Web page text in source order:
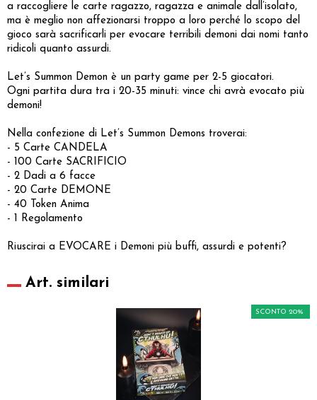
a raccogliere le carte ragazzo, ragazza e animale dall’isolato,
ma è meglio non affezionarsi troppo a loro perché lo scopo del
gioco sarà sacrificarli per evocare terribili demoni dai nomi tanto
ridicoli quanto assurdi.
Let’s Summon Demon è un party game per 2-5 giocatori.
Ogni partita dura tra i 20-35 minuti: vince chi avrà evocato più
demoni!
Nella confezione di Let’s Summon Demons troverai:
- 5 Carte CANDELA
- 100 Carte SACRIFICIO
- 2 Dadi a 6 facce
- 20 Carte DEMONE
- 40 Token Anima
- 1 Regolamento
Riuscirai a EVOCARE i Demoni più buffi, assurdi e potenti?
Art. similari
SCONTO 20%